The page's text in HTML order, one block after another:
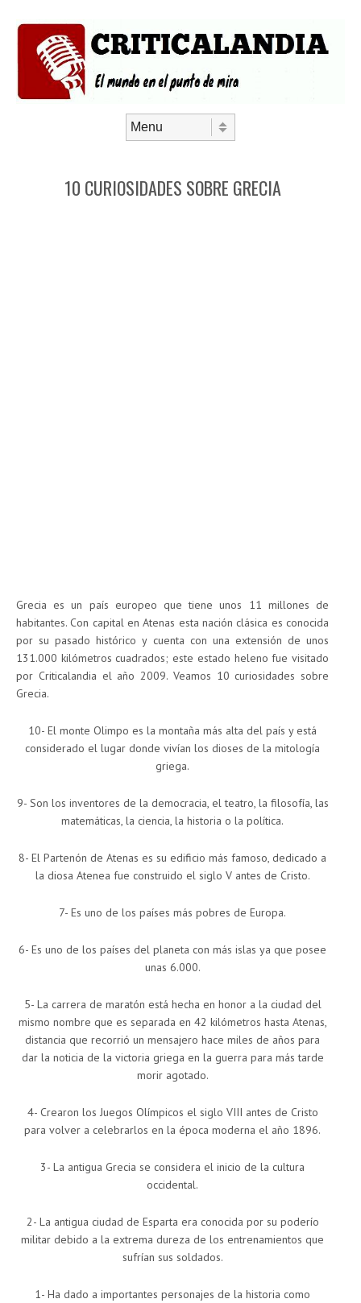
10 CURIOSIDADES SOBRE GRECIA
Grecia es un país europeo que tiene unos 11 millones de
habitantes. Con capital en Atenas esta nación clásica es conocida
por su pasado histórico y cuenta con una extensión de unos
131.000 kilómetros cuadrados; este estado heleno fue visitado
por Criticalandia el año 2009. Veamos 10 curiosidades sobre
Grecia.
10- El monte Olimpo es la montaña más alta del país y está
considerado el lugar donde vivían los dioses de la mitología
griega.
9- Son los inventores de la democracia, el teatro, la filosofía, las
matemáticas, la ciencia, la historia o la política.
8- El Partenón de Atenas es su edificio más famoso, dedicado a
la diosa Atenea fue construido el siglo V antes de Cristo.
7- Es uno de los países más pobres de Europa.
6- Es uno de los países del planeta con más islas ya que posee
unas 6.000.
5- La carrera de maratón está hecha en honor a la ciudad del
mismo nombre que es separada en 42 kilómetros hasta Atenas,
distancia que recorrió un mensajero hace miles de años para
dar la noticia de la victoria griega en la guerra para más tarde
morir agotado.
4- Crearon los Juegos Olímpicos el siglo VIII antes de Cristo
para volver a celebrarlos en la época moderna el año 1896.
3- La antigua Grecia se considera el inicio de la cultura
occidental.
2- La antigua ciudad de Esparta era conocida por su poderío
militar debido a la extrema dureza de los entrenamientos que
sufrían sus soldados.
1- Ha dado a importantes personajes de la historia como